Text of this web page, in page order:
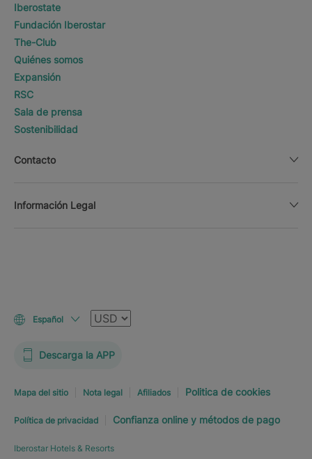
Iberostate
Fundación Iberostar
The-Club
Quiénes somos
Expansión
RSC
Sala de prensa
Sostenibilidad
Contacto
Información Legal
Español Moneda
Descarga la APP
Mapa del sitio Nota legal Afiliados Politica de cookies
Política de privacidad Confianza online y métodos de pago
Iberostar Hotels & Resorts